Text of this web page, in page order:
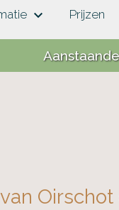
keyboard_arrow_down Prijzen
Oirschot